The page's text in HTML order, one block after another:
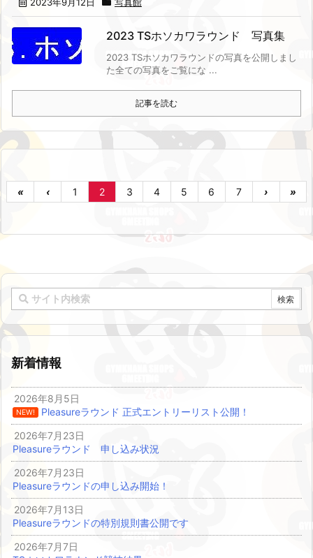
2023 TSホソカワラウンド 写真集
2023 TSホソカワラウンドの写真を公開しまし
た全ての写真をご覧にな ...
記事を読む
« ‹ 1 2 3 4 5 6 7 › »
新着情報
2026年8月5日
NEW!
Pleasureラウンド 正式エントリーリスト公開！
2026年7月23日
Pleasureラウンド 申し込み状況
2026年7月23日
Pleasureラウンドの申し込み開始！
2026年7月13日
Pleasureラウンドの特別規則書公開です
2026年7月7日